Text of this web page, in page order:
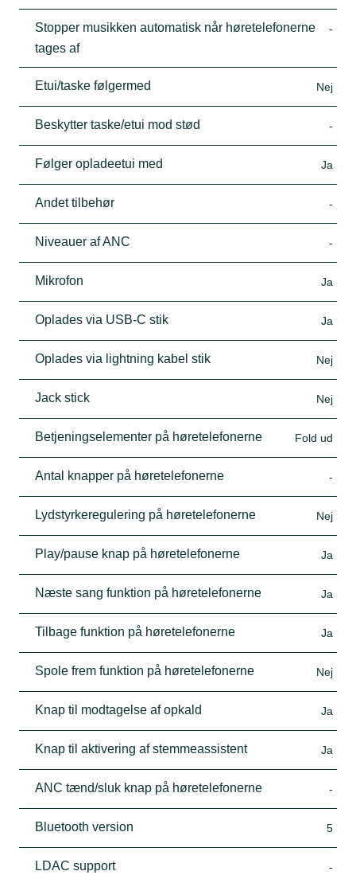
Stopper musikken automatisk når høretelefonerne
tages af
-
Etui/taske følgermed Nej
Beskytter taske/etui mod stød -
Følger opladeetui med Ja
Andet tilbehør -
Niveauer af ANC -
Mikrofon Ja
Oplades via USB-C stik Ja
Oplades via lightning kabel stik Nej
Jack stick Nej
Betjeningselementer på høretelefonerne Fold ud
Antal knapper på høretelefonerne -
Lydstyrkeregulering på høretelefonerne Nej
Play/pause knap på høretelefonerne Ja
Næste sang funktion på høretelefonerne Ja
Tilbage funktion på høretelefonerne Ja
Spole frem funktion på høretelefonerne Nej
Knap til modtagelse af opkald Ja
Knap til aktivering af stemmeassistent Ja
ANC tænd/sluk knap på høretelefonerne -
Bluetooth version 5
LDAC support -